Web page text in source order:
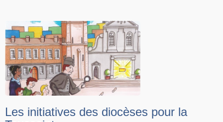
Les initiatives des diocèses pour la